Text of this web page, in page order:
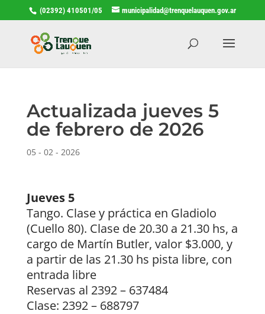
(02392) 410501/05 municipalidad@trenquelauquen.gov.ar
Actualizada jueves 5
de febrero de 2026
05 - 02 - 2026
Jueves 5
Tango. Clase y práctica en Gladiolo
(Cuello 80). Clase de 20.30 a 21.30 hs, a
cargo de Martín Butler, valor $3.000, y
a partir de las 21.30 hs pista libre, con
entrada libre
Reservas al 2392 – 637484
Clase: 2392 – 688797